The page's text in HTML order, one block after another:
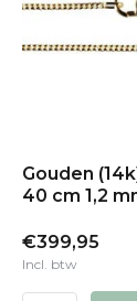
Gouden
40 cm 1,2
€399,95
Incl. btw